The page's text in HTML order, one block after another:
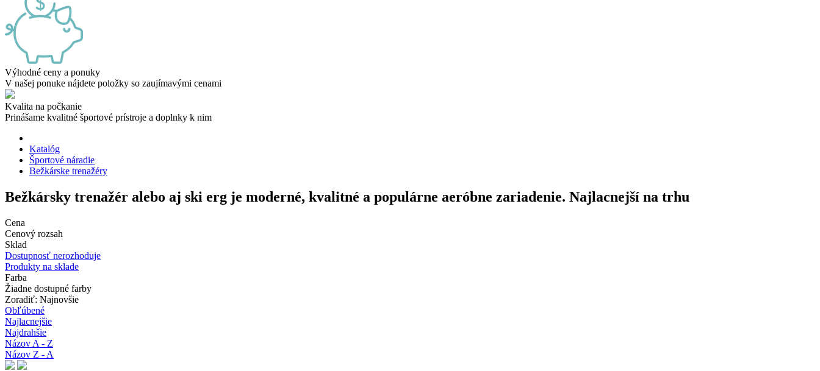
Výhodné ceny a ponuky
V našej ponuke nájdete položky so zaujímavými cenami
Kvalita na počkanie
Prinášame kvalitné športové prístroje a doplnky k nim
Katalóg
Športové náradie
Bežkárske trenažéry
Bežkársky trenažér alebo aj ski erg je moderné, kvalitné a populárne aeróbne zariadenie. Najlacnejší na trhu
Cena
Cenový rozsah
Sklad
Dostupnosť nerozhoduje
Produkty na sklade
Farba
Žiadne dostupné farby
Zoradiť: Najnovšie
Obľúbené
Najlacnejšie
Najdrahšie
Názov A - Z
Názov Z - A